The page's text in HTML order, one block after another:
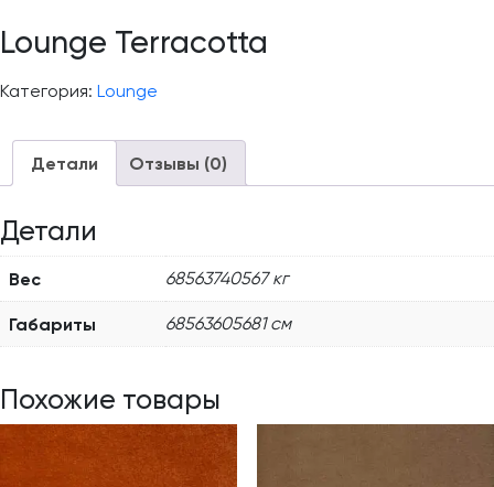
Lounge Terracotta
Категория: Lounge
Детали Отзывы (0)
Детали
Вес 68563740567 кг
Габариты 68563605681 см
Похожие товары